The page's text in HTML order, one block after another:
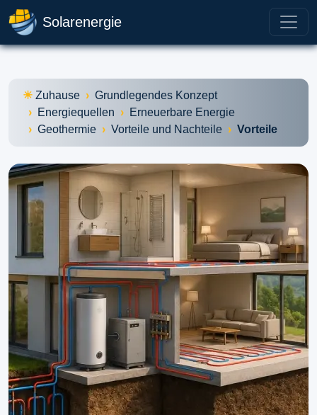
Solarenergie
Zuhause
Grundlegendes Konzept
Energiequellen
Erneuerbare Energie
Geothermie
Vorteile und Nachteile Vorteile